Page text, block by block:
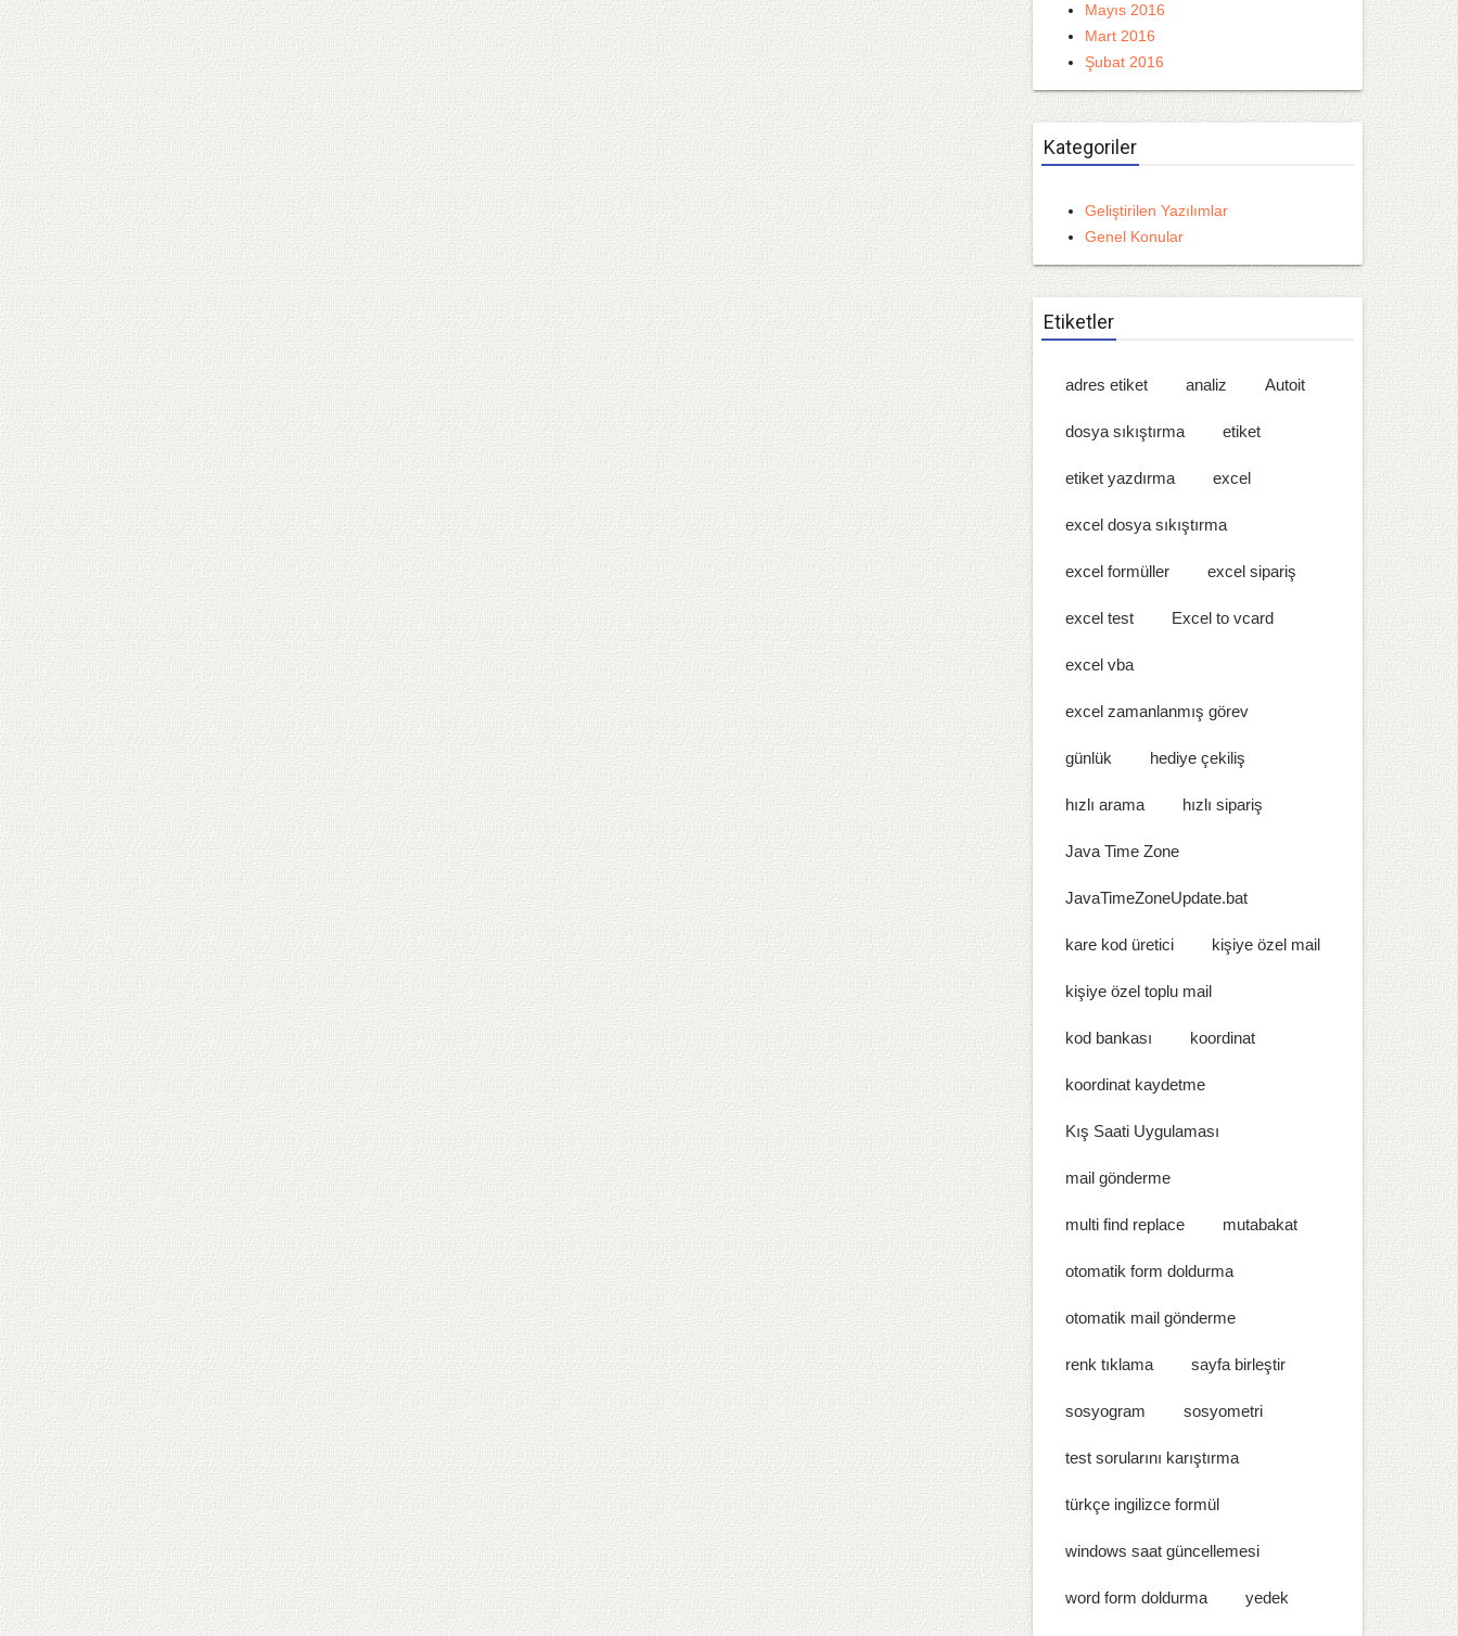
Mayıs 2016
Mart 2016
Şubat 2016
Kategoriler
Geliştirilen Yazılımlar
Genel Konular
Etiketler
adres etiket analiz Autoit
dosya sıkıştırma etiket
etiket yazdırma excel
excel dosya sıkıştırma
excel formüller excel sipariş
excel test Excel to vcard
excel vba
excel zamanlanmış görev
günlük hediye çekiliş
hızlı arama hızlı sipariş
Java Time Zone
JavaTimeZoneUpdate.bat
kare kod üretici kişiye özel mail
kişiye özel toplu mail
kod bankası koordinat
koordinat kaydetme
Kış Saati Uygulaması
mail gönderme
multi find replace mutabakat
otomatik form doldurma
otomatik mail gönderme
renk tıklama sayfa birleştir
sosyogram sosyometri
test sorularını karıştırma
türkçe ingilizce formül
windows saat güncellemesi
word form doldurma yedek